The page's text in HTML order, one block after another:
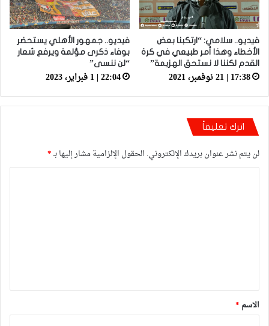
فيديو.. سلامي: “ارتكبنا بعض
الأخطاء وهذا أمر طبيعي في كرة
القدم لكننا لا نستحق الهزيمة”
17:38 | 21 نوفمبر، 2021
فيديو.. جمهور الأهلي يستحضر
بوفاء ذكرى مؤلمة ويرفع شعار
“لن ننسى”
22:04 | 1 فبراير، 2023
اترك تعليقاً
لن يتم نشر عنوان بريدك الإلكتروني. الحقول الإلزامية مشار إليها بـ*
*
الاسم *